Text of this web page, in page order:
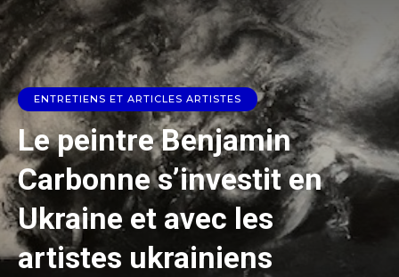
ENTRETIENS ET ARTICLES ARTISTES
Le peintre Benjamin
Carbonne s’investit en
Ukraine et avec les
artistes ukrainiens